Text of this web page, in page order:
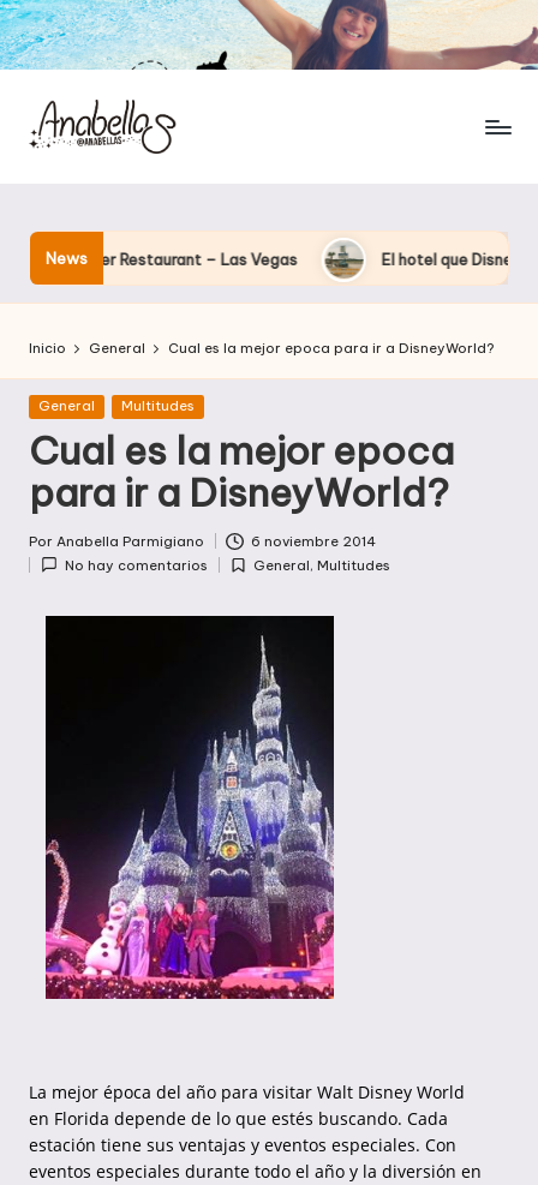
News
Restaurant – Las Vegas El hotel que Disney uso como
Inicio General Cual es la mejor epoca para ir a DisneyWorld?
Publicada
General Multitudes
Cual es la mejor epoca
para ir a DisneyWorld?
Publicado
por
Por Anabella Parmigiano
6 noviembre 2014
No hay comentarios
Publicada
General,Multitudes
La mejor época del año para visitar Walt Disney World
en Florida depende de lo que estés buscando. Cada
estación tiene sus ventajas y eventos especiales. Con
eventos especiales durante todo el año y la diversión en